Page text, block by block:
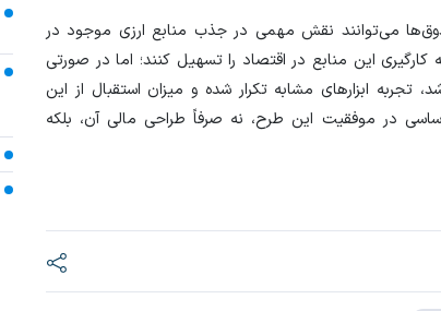
صندوق‌ها می‌توانند نقش مهمی در جذب منابع ارزی موجود در
کارگیری این منابع در اقتصاد را تسهیل کنند؛ اما در صورتی
ابزار‌های مشابه تکرار شده و میزان استقبال از این
در موفقیت این طرح، نه صرفاً طراحی مالی آن، بلکه